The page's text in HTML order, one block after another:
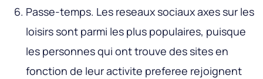
Passe-temps. Les reseaux sociaux axes sur les
loisirs sont parmi les plus populaires, puisque
les personnes qui ont trouve des sites en
fonction de leur activite preferee rejoignent